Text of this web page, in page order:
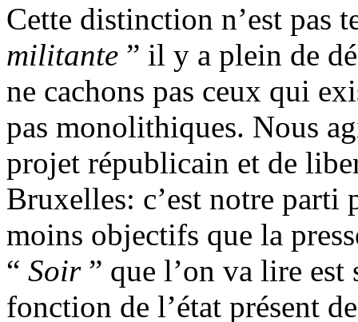
Cette distinction n’est pas
militante ” il y a plein de
ne cachons pas ceux qui
pas monolithiques. Nous
projet républicain et de
Bruxelles: c’est notre parti
moins objectifs que la
“ Soir” que l’on va lire
fonction de l’état présent